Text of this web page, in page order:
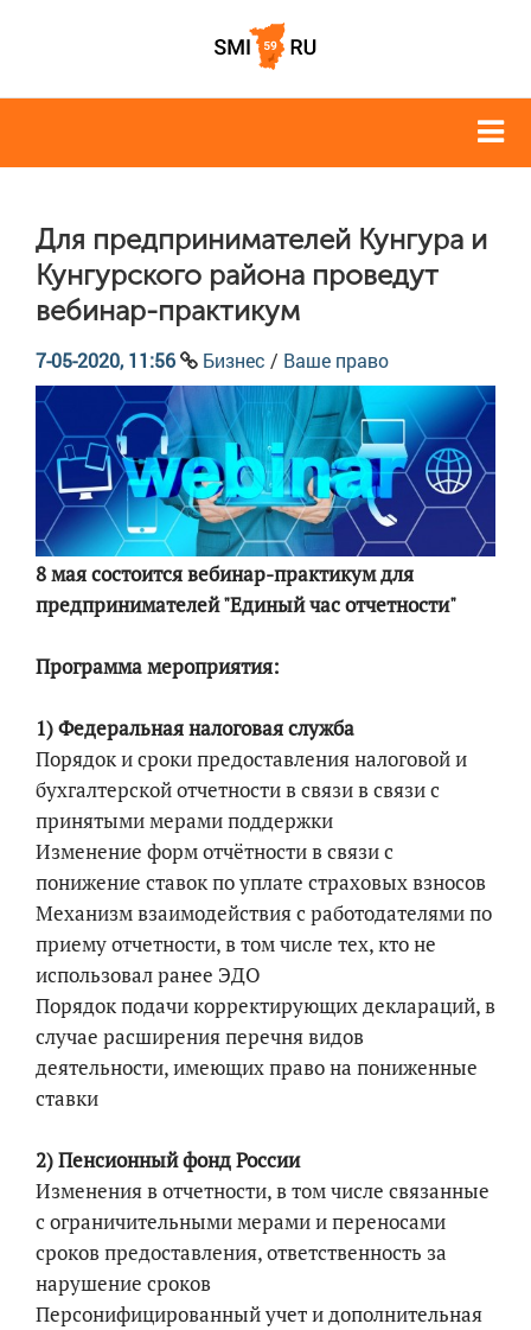
Для предпринимателей Кунгура и
Кунгурского района проведут
вебинар-практикум
7-05-2020, 11:56 Бизнес / Ваше право
8 мая состоится вебинар-практикум для
предпринимателей "Единый час отчетности"
Программа мероприятия:
1) Федеральная налоговая служба
Порядок и сроки предоставления налоговой и
бухгалтерской отчетности в связи в связи с
принятыми мерами поддержки
Изменение форм отчётности в связи с
понижение ставок по уплате страховых взносов
Механизм взаимодействия с работодателями по
приему отчетности, в том числе тех, кто не
использовал ранее ЭДО
Порядок подачи корректирующих деклараций, в
случае расширения перечня видов
деятельности, имеющих право на пониженные
ставки
2) Пенсионный фонд России
Изменения в отчетности, в том числе связанные
с ограничительными мерами и переносами
сроков предоставления, ответственность за
нарушение сроков
Персонифицированный учет и дополнительная